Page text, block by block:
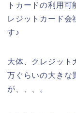
トカードの利用
レジットカード会
す♪
大体、クレジット
万ぐらいの大きな
が、、、。